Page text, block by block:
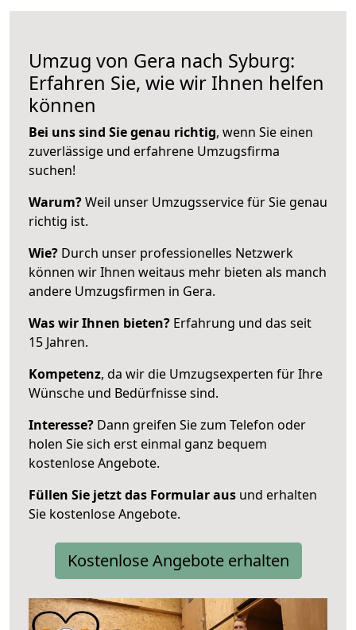
Umzug von Gera nach Syburg:
Erfahren Sie, wie wir Ihnen helfen
können
Bei uns sind Sie genau richtig, wenn Sie einen
zuverlässige und erfahrene Umzugsfirma
suchen!
Warum?Weil unser Umzugsservice für Sie genau
richtig ist.
Wie? Durch unser professionelles Netzwerk
können wir Ihnen weitaus mehr bieten als manch
andere Umzugsfirmen in Gera.
Was wir Ihnen bieten? Erfahrung und das seit
15 Jahren.
Kompetenz, da wir die Umzugsexperten für Ihre
Wünsche und Bedürfnisse sind.
Interesse? Dann greifen Sie zum Telefon oder
holen Sie sich erst einmal ganz bequem
kostenlose Angebote.
Füllen Sie jetzt das Formular aus und erhalten
Sie kostenlose Angebote.
Kostenlose Angebote erhalten